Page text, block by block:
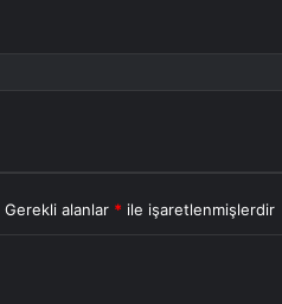
Gerekli alanlar * ile işaretlenmişlerdir